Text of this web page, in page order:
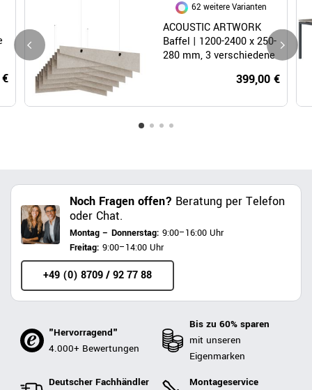
62 weitere Varianten
ACOUSTIC ARTWORK
Baffel | 1200-2400 x 250-
280 mm, 3 verschiedene
399,00 €
Noch Fragen offen? Beratung per Telefon
oder Chat.
Montag – Donnerstag: 9:00–16:00 Uhr
Freitag: 9:00–14:00 Uhr
+49 (0) 8709 / 92 77 88
"Hervorragend"
4.000+ Bewertungen
Bis zu 60% sparen
mit unseren
Eigenmarken
Deutscher Fachhändler
Montageservice